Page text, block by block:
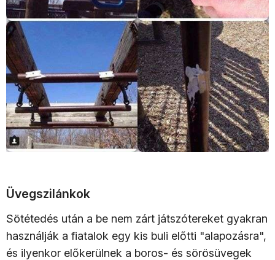
Üvegszilánkok
Sötétedés után a be nem zárt játszótereket gyakran
használják a fiatalok egy kis buli előtti "alapozásra",
és ilyenkor előkerülnek a boros- és sörösüvegek